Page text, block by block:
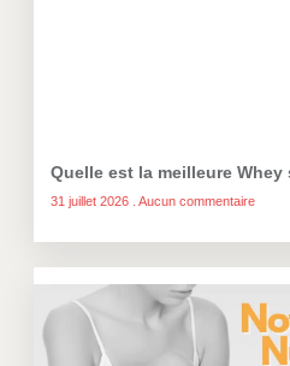
Quelle est la meilleure
31 juillet 2026 Aucun commentaire